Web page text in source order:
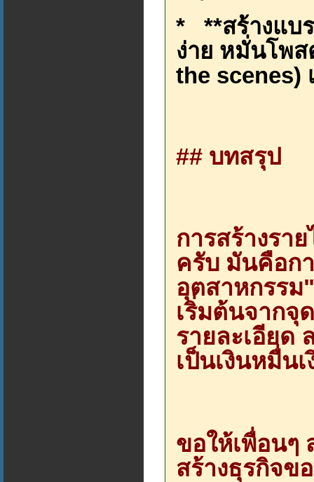
* **สร้างแบ
ง่าย หมั่นโพส
the scenes)
## บทสรุป
การสร้างรา
ครับ มันคือก
อุตสาหกรรม
เริ่มต้นจากจุ
รายละเอียด
เป็นเงินหมื่น
ขอให้เพื่อนๆ
สร้างธุรกิจข